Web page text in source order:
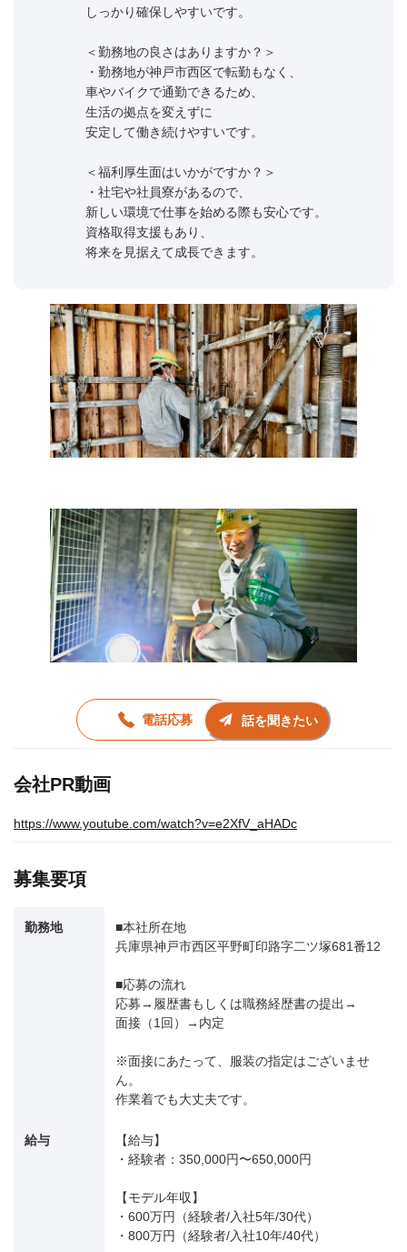
しっかり確保しやすいです。
＜勤務地の良さはありますか？＞
・勤務地が神戸市西区で転勤もなく、
車やバイクで通勤できるため、
生活の拠点を変えずに
安定して働き続けやすいです。
＜福利厚生面はいかがですか？＞
・社宅や社員寮があるので、
新しい環境で仕事を始める際も安心です。
資格取得支援もあり、
将来を見据えて成長できます。
電話応募 話を聞きたい
会社PR動画
https://www.youtube.com/watch?v=e2XfV_aHADc
募集要項
勤務地
■本社所在地
兵庫県神戸市西区平野町印路字二ツ塚681番12
■応募の流れ
応募→履歴書もしくは職務経歴書の提出→
面接（1回）→内定
※面接にあたって、服装の指定はございませ
ん。
作業着でも大丈夫です。
給与
【給与】
・経験者：350,000円〜650,000円
【モデル年収】
・600万円（経験者/入社5年/30代）
・800万円（経験者/入社10年/40代）